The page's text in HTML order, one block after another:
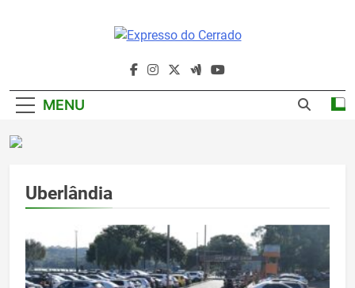
Expresso Do
Cerrado
MENU
Uberlândia